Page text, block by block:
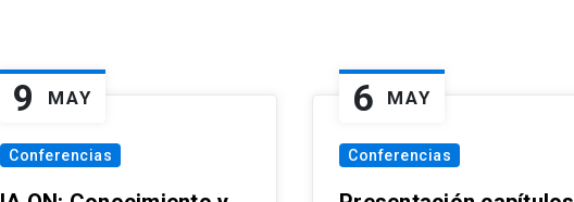
9 MAY
Conferencias
6 MAY
Conferencias